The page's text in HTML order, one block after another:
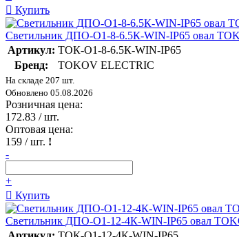
Купить
Светильник ДПО-О1-8-6.5К-WIN-IP65 овал
Артикул: ТОК-О1-8-6.5К-WIN-IP65
Бренд:
TOKOV ELECTRIC
На складе 207 шт.
Обновлено 05.08.2026
Розничная цена:
172.83 / шт.
Оптовая цена:
159 / шт. !
-
+
Купить
Светильник ДПО-О1-12-4К-WIN-IP65 овал